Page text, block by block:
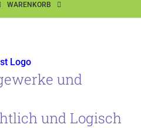
WARENKORB
und
und Logisch